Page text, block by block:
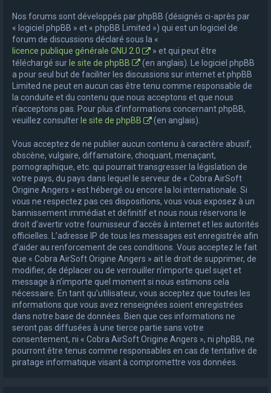
Nos forums sont développés par phpBB (désignés ci-après par
« logiciel phpBB » et « phpBB Limited ») qui est un logiciel de
forum de discussions déclaré sous la «
licence publique générale GNU 2.0
» et qui peut être
téléchargé surle site de phpBB
(en anglais). Le logiciel phpBB
a pour seul but de faciliter les discussions sur internet et phpBB
Limited ne peut en aucun cas être tenu comme responsable de
la conduite et du contenu que nous acceptons et que nous
n’acceptons pas. Pour plus d’informations concernant phpBB,
veuillez consulter le site de phpBB (en anglais).
Vous acceptez de ne publier aucun contenu à caractère abusif,
obscène, vulgaire, diffamatoire, choquant, menaçant,
pornographique, etc. qui pourrait transgresser la législation de
votre pays, du pays dans lequel le serveur de « Cobra AirSoft
Origine Angers » est hébergé ou encore la loi internationale. Si
vous ne respectez pas ces dispositions, vous vous exposez à un
bannissement immédiat et définitif et nous nous réservons le
droit d’avertir votre fournisseur d’accès à internet et les autorités
officielles. L’adresse IP de tous les messages est enregistrée afin
d’aider au renforcement de ces conditions. Vous acceptez le fait
que « Cobra AirSoft Origine Angers » ait le droit de supprimer, de
modifier, de déplacer ou de verrouiller n’importe quel sujet et
message à n’importe quel moment si nous estimons cela
nécessaire. En tant qu’utilisateur, vous acceptez que toutes les
informations que vous avez renseignées soient enregistrées
dans notre base de données. Bien que ces informations ne
seront pas diffusées à une tierce partie sans votre
consentement, ni « Cobra AirSoft Origine Angers », ni phpBB, ne
pourront être tenus comme responsables en cas de tentative de
piratage informatique visant à compromettre vos données.